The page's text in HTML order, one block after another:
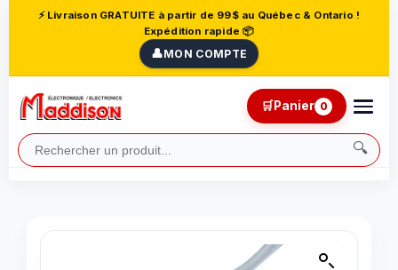
⚡ Livraison GRATUITE à partir de 99$ au Québec & Ontario !
Expédition rapide 📦
👤MON COMPTE
🔍
🛒Panier 0